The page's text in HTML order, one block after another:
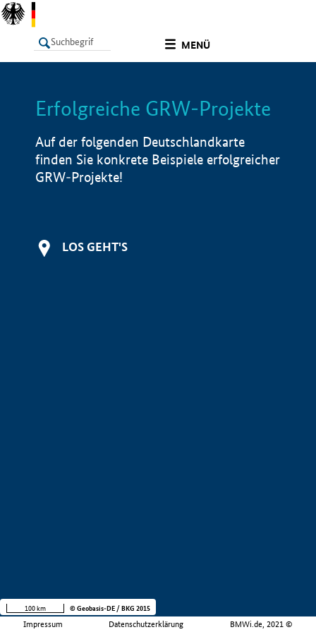
MENÜ
LISTE Info
Erfolgreiche GRW-Projekte
Auf der folgenden Deutschlandkarte
finden Sie konkrete Beispiele erfolgreicher
GRW-Projekte!
LOS GEHT'S
Impressum Datenschutzerklärung BMWi.de, 2021 ©
100 km © Geobasis-DE / BKG 2015